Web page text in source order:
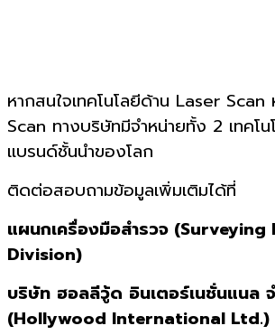
หากสนใจเทคโนโลยีด้าน Laser Scan
Scan ทางบริษัทมีจำหน่ายทั้ง 2 เทคโ
แบรนด์ชั้นนำของโลก
ติดต่อสอบถามข้อมูลเพิ่มเติมได้ที่
แผนกเครื่องมือสำรวจ (Surveying
Division)
บริษัท ฮอลลีวู้ด อินเตอร์เนชั่นแนล
(Hollywood International Ltd.)